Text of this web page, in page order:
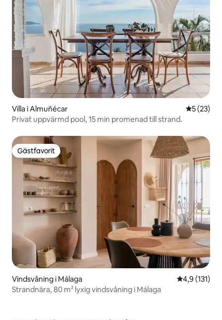
Villa i Almuñécar 5 av 5 i
5 (23)
Privat uppvärmd pool, 15 min promenad till strand.
Gästfavorit
Gästfavorit
Vindsvåning i Málaga 4,9 av 5 i
4,9 (131)
Strandnära, 80 m² lyxig vindsvåning i Málaga